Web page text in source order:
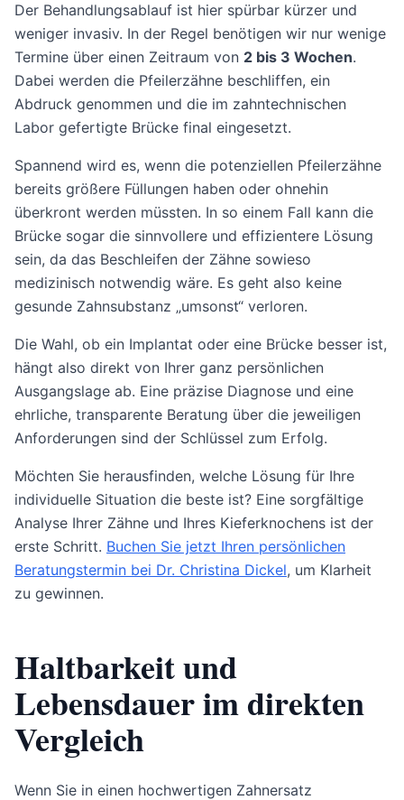
Der Behandlungsablauf ist hier spürbar kürzer und
weniger invasiv. In der Regel benötigen wir nur wenige
Termine über einen Zeitraum von 2 bis 3 Wochen.
Dabei werden die Pfeilerzähne beschliffen, ein
Abdruck genommen und die im zahntechnischen
Labor gefertigte Brücke final eingesetzt.
Spannend wird es, wenn die potenziellen Pfeilerzähne
bereits größere Füllungen haben oder ohnehin
überkront werden müssten. In so einem Fall kann die
Brücke sogar die sinnvollere und effizientere Lösung
sein, da das Beschleifen der Zähne sowieso
medizinisch notwendig wäre. Es geht also keine
gesunde Zahnsubstanz „umsonst“ verloren.
Die Wahl, ob ein Implantat oder eine Brücke besser ist,
hängt also direkt von Ihrer ganz persönlichen
Ausgangslage ab. Eine präzise Diagnose und eine
ehrliche, transparente Beratung über die jeweiligen
Anforderungen sind der Schlüssel zum Erfolg.
Möchten Sie herausfinden, welche Lösung für Ihre
individuelle Situation die beste ist? Eine sorgfältige
Analyse Ihrer Zähne und Ihres Kieferknochens ist der
erste Schritt. Buchen Sie jetzt Ihren persönlichen
Beratungstermin bei Dr. Christina Dickel, um Klarheit
zu gewinnen.
Haltbarkeit und
Lebensdauer im direkten
Vergleich
Wenn Sie in einen hochwertigen Zahnersatz